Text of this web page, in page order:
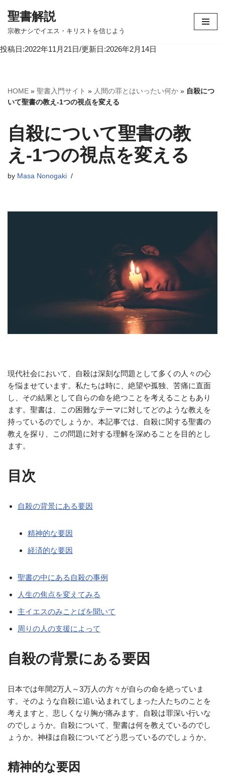
コ
テ
へ
ス
プ
聖書解説
宗教ナシでイエス・キリストを信じよう
投稿日:2022年11月21日/更新日:2026年2月14日
HOME » 聖書入門サイト » 人間の罪とはいったい何か » 自殺につ
いて聖書の教え-1つの視点を変える
自殺について聖書の教
え-1つの視点を変える
by Masa Nonogaki
現代社会において、自殺は深刻な問題として多くの人々の心
を悩ませています。私たちは時に、絶望や孤独、苦痛に直面
し、その結果として自らの命を絶つことを考えることもあり
ます。聖書は、この困難なテーマに対してどのような教えを
持っているのでしょうか。本記事では、自殺に関する聖書の
教えを探り、この問題に対する理解を深めることを目的とし
ます。
目次
自殺の背景にある要因
精神的な要因
経済的な要因
聖書の中にある自殺の事例
人生の焦点を変えてみる
主イエスのみことばを聞いて
周りの人の支援によって
自殺の背景にある要因
日本では年間2万人～3万人の方々が自らの命を絶っていま
す。そのような自殺に追い込まれてしまった人たちのことを
考えますと、悲しくなり胸が痛みます。自殺は罪深い行いな
のでしょうか。自殺について、聖書は何を教えているのでし
ょうか。神様は自殺についてどう思っているのでしょうか。
精神的な要因